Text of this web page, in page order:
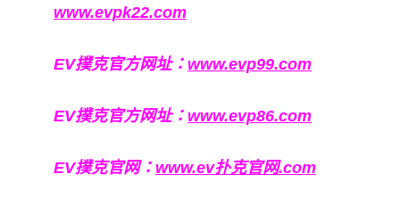
www.evpk22.com
EV撲克官方网址： www.evp99.com
EV撲克官方网址： www.evp86.com
EV撲克官网： www.ev扑克官网.com